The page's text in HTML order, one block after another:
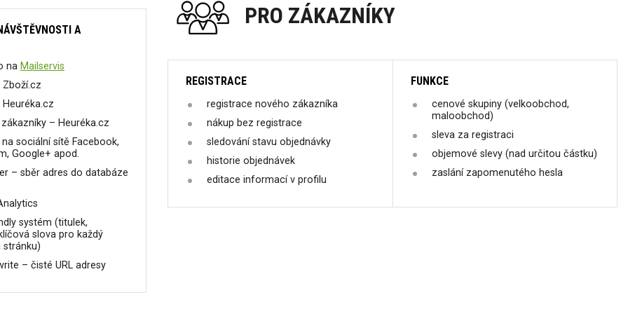
A
na Mailservis
– Heuréka.cz
sociální sítě Facebook,
Google+ apod.
– sběr adres do databáze
systém (titulek,
slova pro každý
stránku)
– čisté URL adresy
PRO ZÁKAZNÍKY
REGISTRACE
registrace nového zákazníka
nákup bez registrace
sledování stavu objednávky
historie objednávek
editace informací v profilu
FUNKCE
cenové skupiny (velkoobchod,
maloobchod)
sleva za registraci
objemové slevy (nad určitou částku)
zaslání zapomenutého hesla